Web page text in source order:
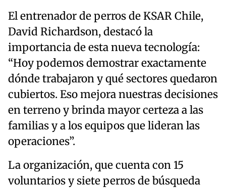
El entrenador de perros de KSAR Chile,
David Richardson, destacó la
importancia de esta nueva tecnología:
“Hoy podemos demostrar exactamente
dónde trabajaron y qué sectores quedaron
cubiertos. Eso mejora nuestras decisiones
en terreno y brinda mayor certeza a las
familias y a los equipos que lideran las
operaciones”.
La organización, que cuenta con 15
voluntarios y siete perros de búsqueda